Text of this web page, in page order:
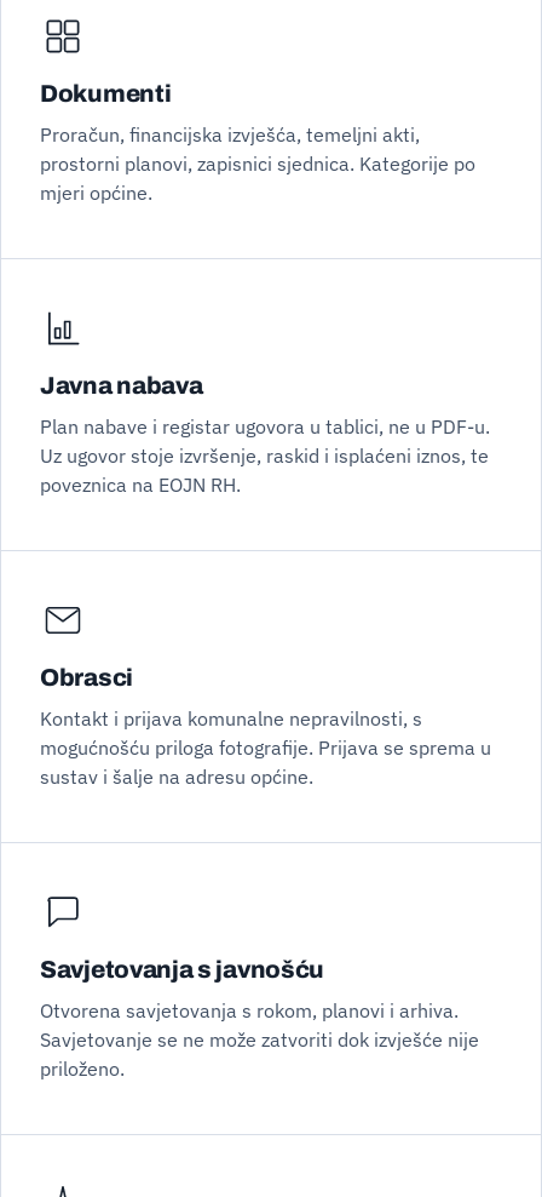
Dokumenti
Proračun, financijska izvješća, temeljni akti,
prostorni planovi, zapisnici sjednica. Kategorije po
mjeri općine.
Javna nabava
Plan nabave i registar ugovora u tablici, ne u PDF-u.
Uz ugovor stoje izvršenje, raskid i isplaćeni iznos, te
poveznica na EOJN RH.
Obrasci
Kontakt i prijava komunalne nepravilnosti, s
mogućnošću priloga fotografije. Prijava se sprema u
sustav i šalje na adresu općine.
Savjetovanja s javnošću
Otvorena savjetovanja s rokom, planovi i arhiva.
Savjetovanje se ne može zatvoriti dok izvješće nije
priloženo.